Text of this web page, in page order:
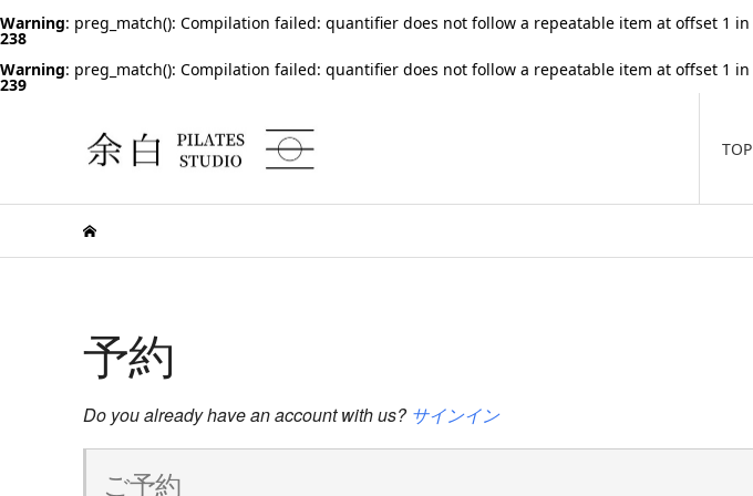
Warning: preg_match(): Compilation failed: quantifier does not follow a repeatable item at offset 1 in
238
Warning: preg_match(): Compilation failed: quantifier does not follow a repeatable item at offset 1 in
239
TOP
予約
Do you already have an account with us? サインイン
ご予約